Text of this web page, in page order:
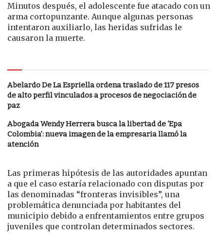
Minutos después, el adolescente fue atacado con un
arma cortopunzante. Aunque algunas personas
intentaron auxiliarlo, las heridas sufridas le
causaron la muerte.
Abelardo De La Espriella ordena traslado de 117 presos
de alto perfil vinculados a procesos de negociación de
paz
Abogada Wendy Herrera busca la libertad de ‘Epa
Colombia’: nueva imagen de la empresaria llamó la
atención
Las primeras hipótesis de las autoridades apuntan
a que el caso estaría relacionado con disputas por
las denominadas “fronteras invisibles”, una
problemática denunciada por habitantes del
municipio debido a enfrentamientos entre grupos
juveniles que controlan determinados sectores.